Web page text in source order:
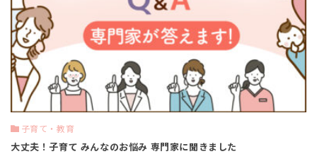
子育て・教育
大丈夫！子育て みんなのお悩み 専門家に聞きました